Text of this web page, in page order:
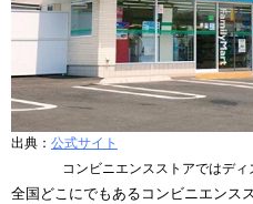
出典： 公式サイト
コンビニエンスストアではデ
全国どこにでもあるコンビニエンス